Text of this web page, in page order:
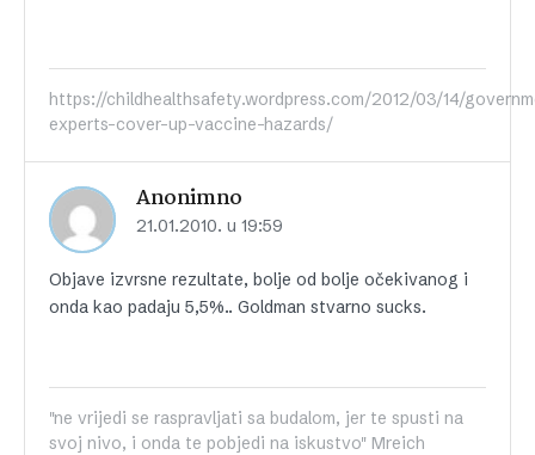
https://childhealthsafety.wordpress.com/2012/03/14/
experts-cover-up-vaccine-hazards/
Anonimno
21.01.2010. u 19:59
Objave izvrsne rezultate, bolje od bolje očekivanog i
onda kao padaju 5,5%.. Goldman stvarno sucks.
"ne vrijedi se raspravljati sa budalom, jer te spusti na
svoj nivo, i onda te pobjedi na iskustvo" Mreich